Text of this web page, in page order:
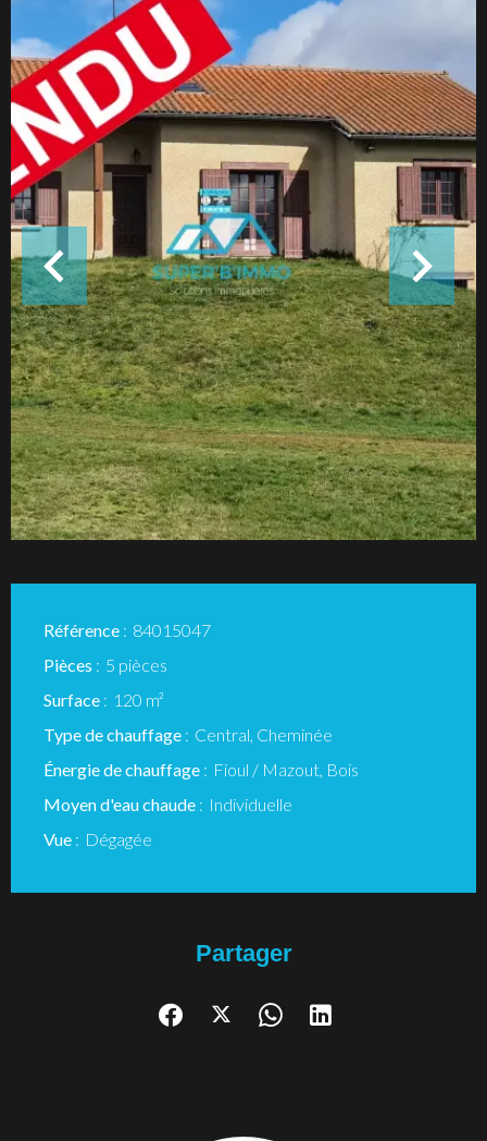
Référence
84015047
Pièces
5 pièces
Surface
120 m²
Type de chauffage
Central, Cheminée
Énergie de chauffage
Fioul / Mazout, Bois
Moyen d'eau chaude
Individuelle
Vue
Dégagée
Partager